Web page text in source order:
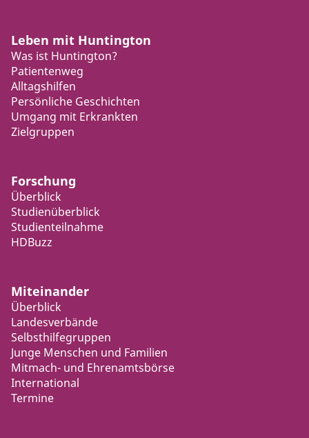
Leben mit Huntington
Was ist Huntington?
Patientenweg
Alltagshilfen
Persönliche Geschichten
Umgang mit Erkrankten
Zielgruppen
Forschung
Überblick
Studienüberblick
Studienteilnahme
HDBuzz
Miteinander
Überblick
Landesverbände
Selbsthilfegruppen
Junge Menschen und Familien
Mitmach- und Ehrenamtsbörse
International
Termine